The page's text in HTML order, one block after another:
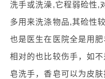
洗手或洗澡,它程弱硷性,
多用来洗涤物品,其硷性
也是医生在医院全是用
相对的也比较伤手，如
皂洗手，香皂可以为皮